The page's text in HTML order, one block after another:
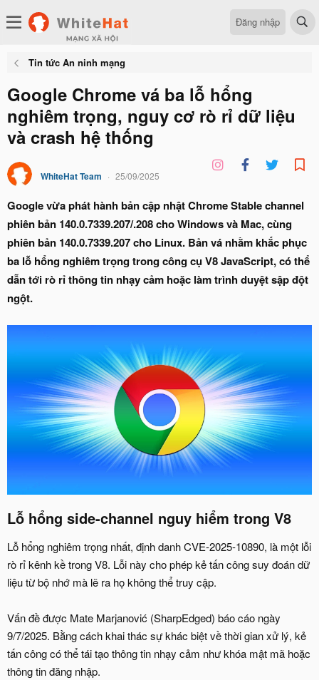
Đăng nhập
Tin tức An ninh mạng
Google Chrome vá ba lỗ hổng
nghiêm trọng, nguy cơ rò rỉ dữ liệu
và crash hệ thống
WhiteHat Team 25/09/2025
Google vừa phát hành bản cập nhật Chrome Stable channel
phiên bản 140.0.7339.207/.208 cho Windows và Mac, cùng
phiên bản 140.0.7339.207 cho Linux. Bản vá nhằm khắc phục
ba lỗ hổng nghiêm trọng trong công cụ V8 JavaScript, có thể
dẫn tới rò rỉ thông tin nhạy cảm hoặc làm trình duyệt sập đột
ngột.
Lỗ hổng side-channel nguy hiểm trong V8​
Lỗ hổng nghiêm trọng nhất, định danh CVE-2025-10890, là một lỗi
rò rỉ kênh kề trong V8. Lỗi này cho phép kẻ tấn công suy đoán dữ
liệu từ bộ nhớ mà lẽ ra họ không thể truy cập.
Vấn đề được Mate Marjanović (SharpEdged) báo cáo ngày
9/7/2025. Bằng cách khai thác sự khác biệt về thời gian xử lý, kẻ
tấn công có thể tái tạo thông tin nhạy cảm như khóa mật mã hoặc
thông tin đăng nhập.